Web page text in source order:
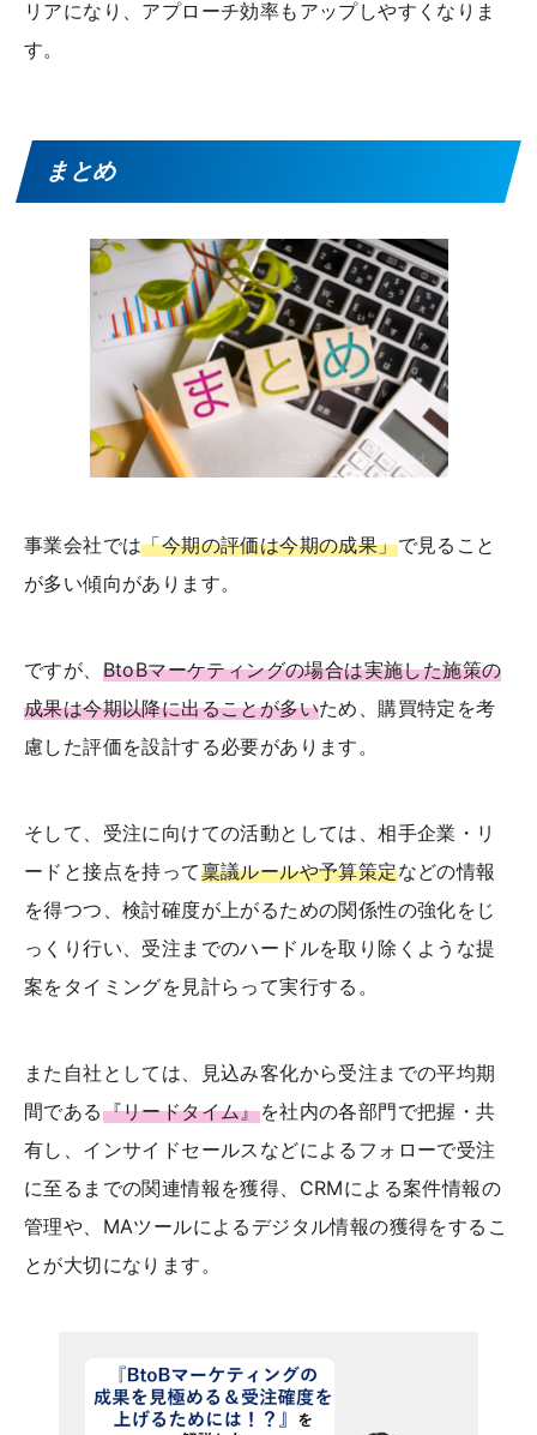
リアになり、アプローチ効率もアップしやすくなりま
す。
まとめ
事業会社では「今期の評価は今期の成果」で見ること
が多い傾向があります。
ですが、 BtoBマーケティングの場合は実施した施策の
成果は今期以降に出ることが多いため、購買特定を考
慮した評価を設計する必要があります。
そして、受注に向けての活動としては、相手企業・リ
ードと接点を持って稟議ルールや予算策定などの情報
を得つつ、検討確度が上がるための関係性の強化をじ
っくり行い、受注までのハードルを取り除くような提
案をタイミングを見計らって実行する。
また自社としては、見込み客化から受注までの平均期
間である『リードタイム』を社内の各部門で把握・共
有し、インサイドセールスなどによるフォローで受注
に至るまでの関連情報を獲得、CRMによる案件情報の
管理や、MAツールによるデジタル情報の獲得をするこ
とが大切になります。